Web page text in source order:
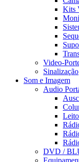
Kits
Video-
Sinalização
Som e Imagem
Audio
DVD /